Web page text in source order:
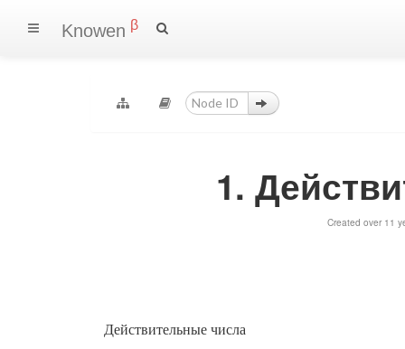
Knowen β
1.
Created over 11
Действительные числа